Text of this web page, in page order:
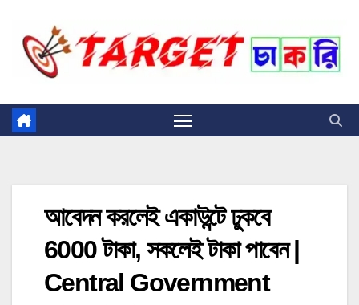
content
আবেদন করলেই একাউন্টে ঢুকবে
6000 টাকা, সকলেই টাকা পাবেন |
Central Government